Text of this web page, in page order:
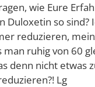
wie Eure
Duloxetin so sind?
reduzieren,
man ruhig von 60
denn nicht etwas
Lg